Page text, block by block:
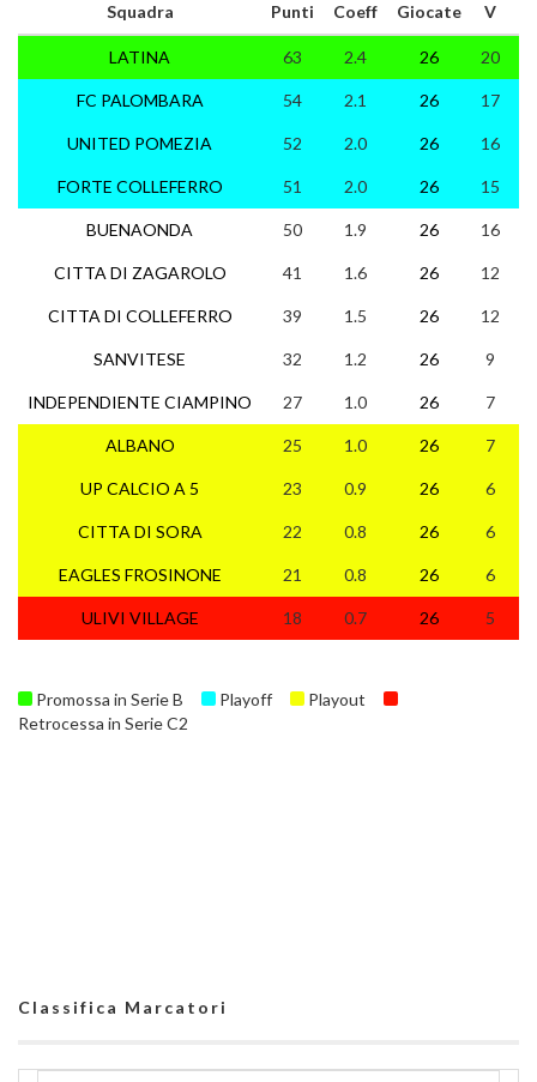
Squadra
LATINA
FC PALOMBARA
UNITED POMEZIA
FORTE COLLEFERRO
BUENAONDA
CITTA DI ZAGAROLO
CITTA DI COLLEFERRO
SANVITESE
INDEPENDIENTE CIAMPINO
ALBANO
UP CALCIO A 5
CITTA DI SORA
EAGLES FROSINONE
ULIVI VILLAGE
Punti Coeff Giocate V
63 2.4 26 20
54 2.1 26 17
52 2.0 26 16
51 2.0 26 15
50 1.9 26 16
41 1.6 26 12
39 1.5 26 12
32 1.2 26 9
27 1.0 26 7
25 1.0 26 7
23 0.9 26 6
22 0.8 26 6
21 0.8 26 6
18 0.7 26 5
Promossa in Serie B Playoff
Playout
Retrocessa in Serie C2
Classifica Marcatori